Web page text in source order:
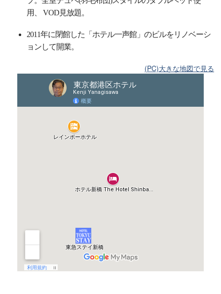
用、 VOD見放題。
2011年に閉館した「ホテル一声館」のビルをリノベーシ
ョンして開業。
(PC)大きな地図で見る